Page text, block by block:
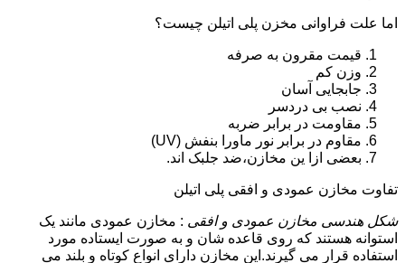
اما علت فراوانی مخزن پلی اتیلن چیست؟
قیمت مقرون به صرفه
وزن کم
جابجایی آسان
نصب بی دردسر
مقاومت در برابر ضربه
مقاوم در برابر نور ماورا بنفش (UV)
بعضی ازا ین مخازن،ضد جلبک اند.
تفاوت مخازن عمودی و افقی پلی اتیلن
شکل هندسی مخازن عمودی و افقی : مخازن عمودی مانند یک
استوانه هستند که روی قاعده شان و به صورت ایستاده مورد
استفاده قرار می گیرند.این مخازن دارای انواع کوتاه و بلند می